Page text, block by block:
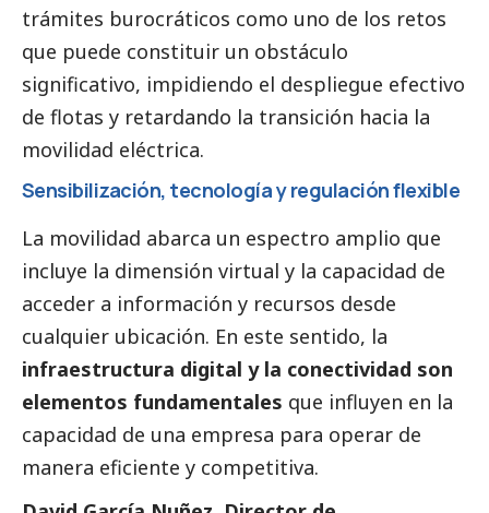
trámites burocráticos como uno de los retos
que puede constituir un obstáculo
significativo, impidiendo el despliegue efectivo
de flotas y retardando la transición hacia la
movilidad eléctrica.
Sensibilización, tecnología y regulación flexible
La movilidad abarca un espectro amplio que
incluye la dimensión virtual y la capacidad de
acceder a información y recursos desde
cualquier ubicación. En este sentido, la
infraestructura digital y la conectividad son
elementos fundamentales que influyen en la
capacidad de una empresa para operar de
manera eficiente y competitiva.